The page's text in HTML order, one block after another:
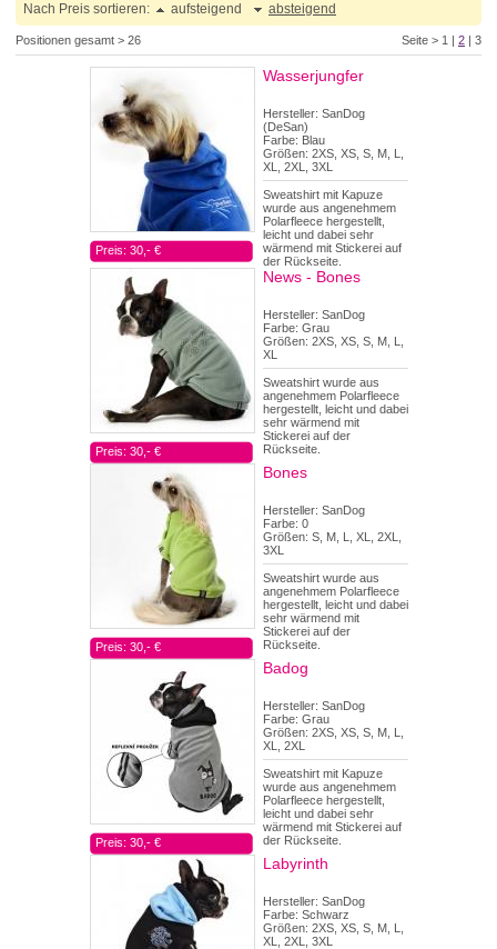
Nach Preis sortieren:
aufsteigend absteigend
Positionen gesamt > 26 Seite > 1 | 2 | 3
Wasserjungfer
Hersteller: SanDog
(DeSan)
Farbe: Blau
Größen: 2XS, XS, S, M, L,
XL, 2XL, 3XL
Sweatshirt mit Kapuze
wurde aus angenehmem
Polarfleece hergestellt,
leicht und dabei sehr
wärmend mit Stickerei auf
der Rückseite.
Preis: 30,- €
News - Bones
Hersteller: SanDog
Farbe: Grau
Größen: 2XS, XS, S, M, L,
XL
Sweatshirt wurde aus
angenehmem Polarfleece
hergestellt, leicht und dabei
sehr wärmend mit
Stickerei auf der
Rückseite.
Preis: 30,- €
Bones
Hersteller: SanDog
Farbe: 0
Größen: S, M, L, XL, 2XL,
3XL
Sweatshirt wurde aus
angenehmem Polarfleece
hergestellt, leicht und dabei
sehr wärmend mit
Stickerei auf der
Rückseite.
Preis: 30,- €
Badog
Hersteller: SanDog
Farbe: Grau
Größen: 2XS, XS, S, M, L,
XL, 2XL
Sweatshirt mit Kapuze
wurde aus angenehmem
Polarfleece hergestellt,
leicht und dabei sehr
wärmend mit Stickerei auf
der Rückseite.
Preis: 30,- €
Labyrinth
Hersteller: SanDog
Farbe: Schwarz
Größen: 2XS, XS, S, M, L,
XL, 2XL, 3XL